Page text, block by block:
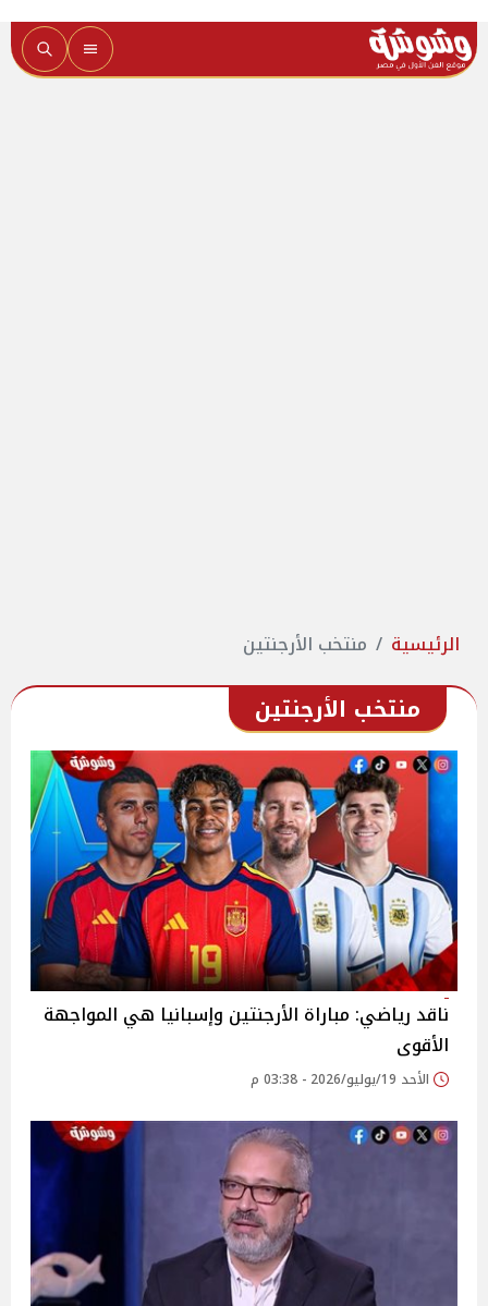
الرئيسية منتخب الأرجنتين
منتخب الأرجنتين
ناقد رياضي: مباراة الأرجنتين وإسبانيا هي المواجهة
الأقوى
الأحد 19/يوليو/2026 - 03:38 م